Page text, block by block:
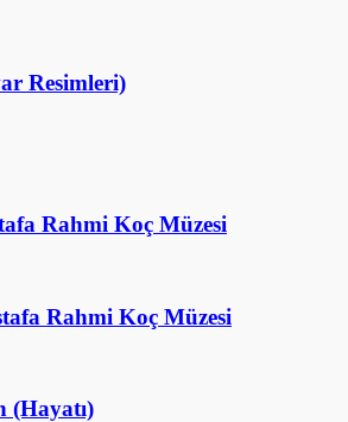
Resimleri)
Rahmi Koç Müzesi
Rahmi Koç Müzesi
(Hayatı)